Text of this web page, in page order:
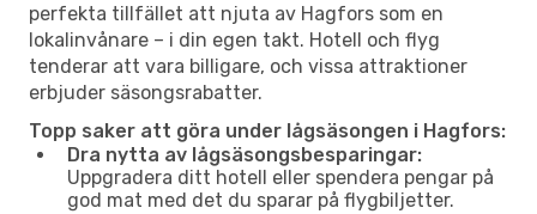
perfekta tillfället att njuta av Hagfors som en
lokalinvånare – i din egen takt. Hotell och flyg
tenderar att vara billigare, och vissa attraktioner
erbjuder säsongsrabatter.
Topp saker att göra under lågsäsongen i Hagfors:
Dra nytta av lågsäsongsbesparingar:
Uppgradera ditt hotell eller spendera pengar på
god mat med det du sparar på flygbiljetter.